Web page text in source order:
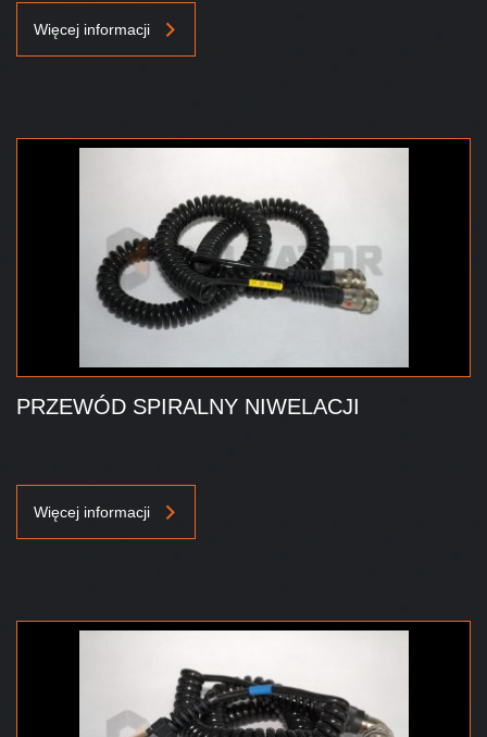
Więcej informacji
PRZEWÓD SPIRALNY NIWELACJI
Więcej informacji